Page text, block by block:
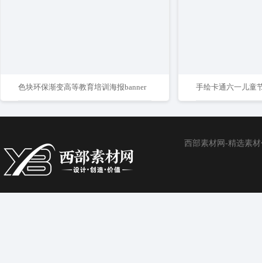
色块环保渐变高等教育培训海报banner 手绘卡通六一儿童
西部素材网-精选素